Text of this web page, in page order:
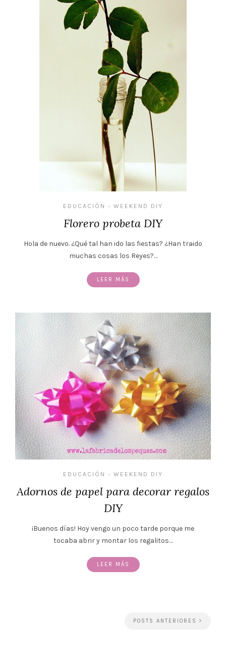
EDUCACIÓN • WEEKEND DIY
Florero probeta DIY
Hola de nuevo. ¿Qué tal han ido las fiestas? ¿Han traido
muchas cosas los Reyes?…
LEER MÁS
EDUCACIÓN • WEEKEND DIY
Adornos de papel para decorar regalos
DIY
¡Buenos días! Hoy vengo un poco tarde porque me
tocaba abrir y montar los regalitos…
LEER MÁS
POSTS ANTERIORES